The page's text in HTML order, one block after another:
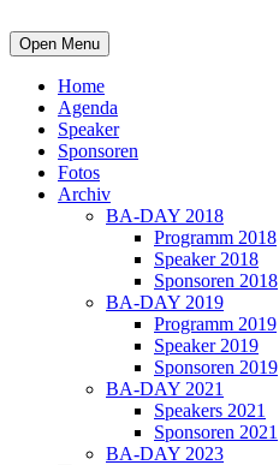
Open Menu
Home
Agenda
Speaker
Sponsoren
Fotos
Archiv
BA-DAY 2018
Programm 2018
Speaker 2018
Sponsoren 2018
BA-DAY 2019
Programm 2019
Speaker 2019
Sponsoren 2019
BA-DAY 2021
Speakers 2021
Sponsoren 2021
BA-DAY 2023